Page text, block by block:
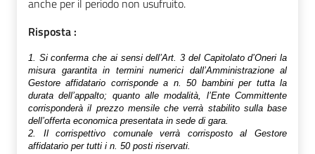
anche per il periodo non usufruito.
Risposta :
1. Si conferma che ai sensi dell’Art. 3 del Capitolato d’Oneri la
misura garantita in termini numerici dall’Amministrazione al
Gestore affidatario corrisponde a n. 50 bambini per tutta la
durata dell’appalto; quanto alle modalità, l’Ente Committente
corrisponderà il prezzo mensile che verrà stabilito sulla base
dell’offerta economica presentata in sede di gara.
2. Il corrispettivo comunale verrà corrisposto al Gestore
affidatario per tutti i n. 50 posti riservati.